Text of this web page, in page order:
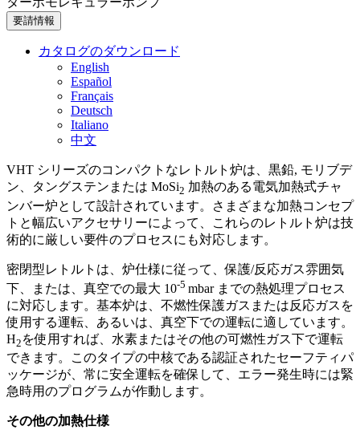
要請情報
カタログのダウンロード
English
Español
Français
Deutsch
Italiano
中文
VHT シリーズのコンパクトなレトルト炉は、黒鉛, モリブデ
ン、タングステンまたは MoSi2 加熱のある電気加熱式チャ
ンバー炉として設計されています。さまざまな加熱コンセプ
トと幅広いアクセサリーによって、これらのレトルト炉は技
術的に厳しい要件のプロセスにも対応します。
密閉型レトルトは、炉仕様に従って、保護/反応ガス雰囲気
下、または、真空での最大 10-5 mbar までの熱処理プロセス
に対応します。基本炉は、不燃性保護ガスまたは反応ガスを
使用する運転、あるいは、真空下での運転に適しています。
H2 を使用すれば、水素またはその他の可燃性ガス下で運転
できます。このタイプの中核である認証されたセーフティパ
ッケージが、常に安全運転を確保して、エラー発生時には緊
急時用のプログラムが作動します。
その他の加熱仕様